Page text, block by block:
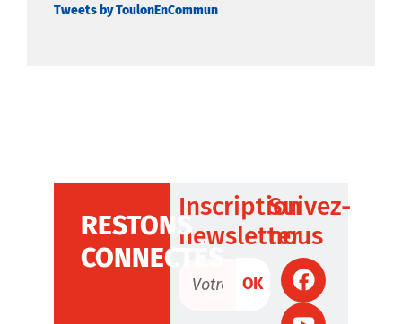
Tweets by ToulonEnCommun
Inscription
newsletter
OK
Suivez-
nous
RESTONS
CONNECTÉS